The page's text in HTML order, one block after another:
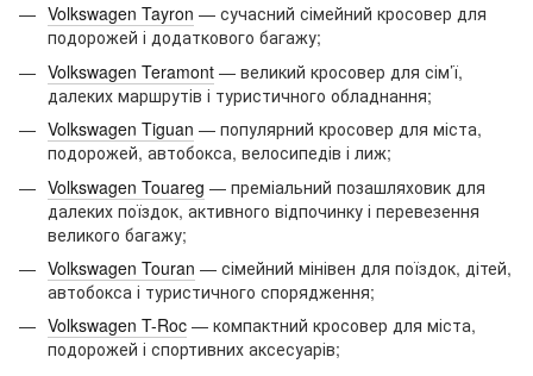
Volkswagen Tayron — сучасний сімейний кросовер для
подорожей і додаткового багажу;
Volkswagen Teramont — великий кросовер для сім’ї,
далеких маршрутів і туристичного обладнання;
Volkswagen Tiguan — популярний кросовер для міста,
подорожей, автобокса, велосипедів і лиж;
Volkswagen Touareg — преміальний позашляховик для
далеких поїздок, активного відпочинку і перевезення
великого багажу;
Volkswagen Touran — сімейний мінівен для поїздок, дітей,
автобокса і туристичного спорядження;
Volkswagen T-Roc — компактний кросовер для міста,
подорожей і спортивних аксесуарів;